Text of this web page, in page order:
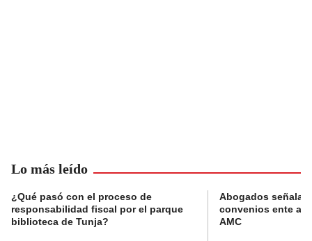
Lo más leído
¿Qué pasó con el proceso de
responsabilidad fiscal por el parque
biblioteca de Tunja?
Abogados
convenios ente
AMC